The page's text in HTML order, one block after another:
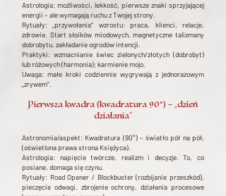
Astrologia: możliwości, lekkość, pierwsze znaki sprzyjającej
energii – ale wymagają ruchu z Twojej strony.
Rytuały: „przywołania” wzrostu: praca, klienci, relacje,
zdrowie. Start słoików miodowych, magnetyczne talizmany
dobrobytu, zakładanie ogrodów intencji.
Praktyki: wzmacnianie świec zielonych/złotych (dobrobyt)
lub różowych (harmonia); karmienie mojo.
Uwaga: małe kroki codziennie wygrywają z jednorazowym
„zrywem”.
Pierwsza kwadra (kwadratura 90°) – „dzień
działania”
Astronomia/aspekt: Kwadratura (90°) – światło pół na pół,
(oświetlona prawa strona Księżyca).
Astrologia: napięcie twórcze, realizm i decyzje. To, co
posiane, domaga się czynu.
Rytuały: Road Opener / Blockbuster (rozbijanie przeszkód),
pieczęcie odwagi, zbrojenie ochrony, działania procesowe